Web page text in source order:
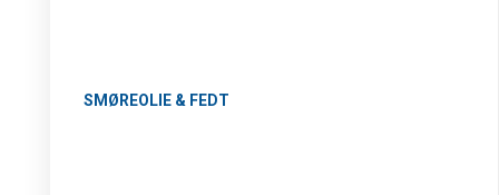
SMØREOLIE & FEDT